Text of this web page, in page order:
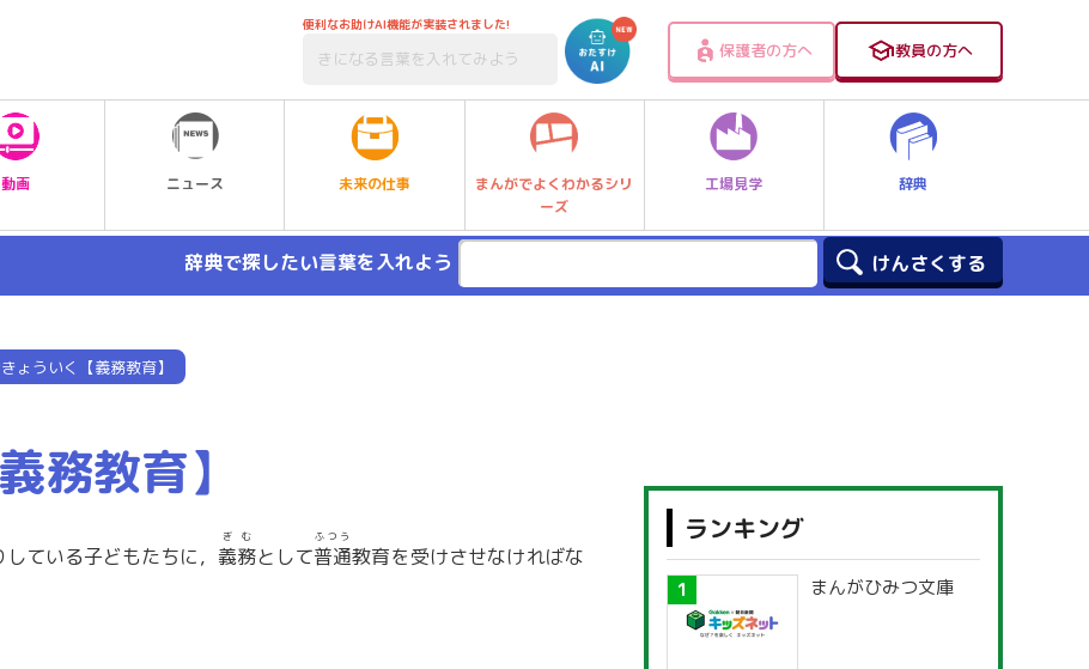
便利なお助けAI機能が実装されました!
保護者の方へ 教員の方へ
動画 ニュース 未来の仕事
まんがでよくわかるシリ
ーズ
工場見学 辞典
辞典で探したい言葉を入れよう
ょういく【義務教育】
務教育】
している子どもたちに， 義務
ぎむ
として普通
ふつう
教育を受けさせなければな
ランキング
まんがひみつ文庫